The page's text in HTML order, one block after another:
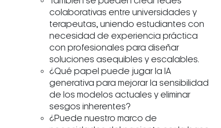
colaborativas entre universidades y
terapeutas, uniendo estudiantes con
necesidad de experiencia práctica
con profesionales para diseñar
soluciones asequibles y escalables.
¿Qué papel puede jugar la IA
generativa para mejorar la sensibilidad
de los modelos actuales y eliminar
sesgos inherentes?
¿Puede nuestro marco de